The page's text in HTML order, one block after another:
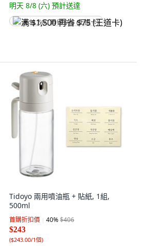
明天 8/8 (六) 預計送達
满 $1,500 再省 $75 (王道卡)
Tidoyo 兩用噴油瓶 + 貼紙, 1組,
500ml
首購折扣價 40%$406
$243
($243.00/1個)